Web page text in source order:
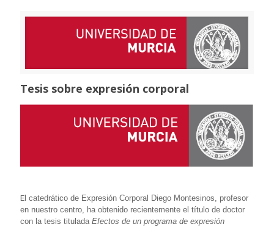
Tesis sobre expresión corporal
El catedrático de Expresión Corporal Diego Montesinos, profesor
en nuestro centro, ha obtenido recientemente el título de doctor
con la tesis titulada Efectos de un programa de expresión